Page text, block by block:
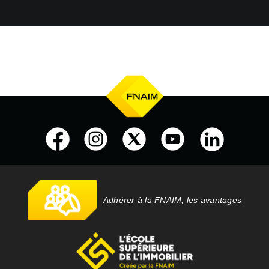
Adhérer à la FNAIM, les avantages